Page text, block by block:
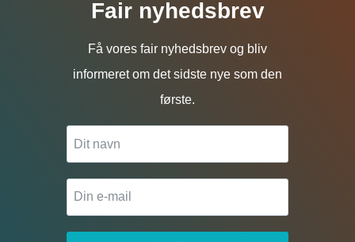
Fair nyhedsbrev
Få vores fair nyhedsbrev og bliv
informeret om det sidste nye som den
første.